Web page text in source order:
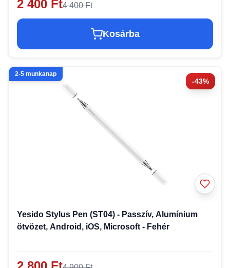
2 400 Ft4 400 Ft
Kosárba
-43%
2-5 munkanap
Yesido Stylus Pen (ST04) - Passzív, Alumínium
ötvözet, Android, iOS, Microsoft - Fehér